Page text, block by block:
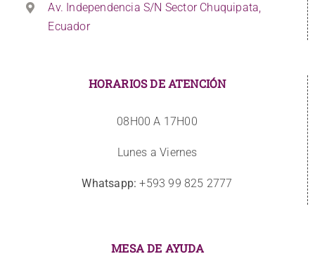
Av. Independencia S/N Sector Chuquipata,
Ecuador
HORARIOS DE ATENCIÓN
08H00 A 17H00
Lunes a Viernes
Whatsapp: +593 99 825 2777
MESA DE AYUDA